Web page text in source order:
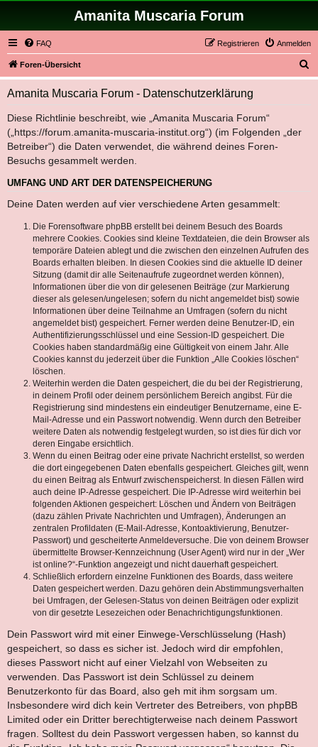
Amanita Muscaria Forum
FAQ Anmelden
Registrieren
Foren-Übersicht
u
Amanita Muscaria Forum - Datenschutzerklärung
Diese Richtlinie beschreibt, wie „Amanita Muscaria Forum“
(„https://forum.amanita-muscaria-institut.org“) (im Folgenden „der
Betreiber“) die Daten verwendet, die während deines Foren-
Besuchs gesammelt werden.
UMFANG UND ART DER DATENSPEICHERUNG
Deine Daten werden auf vier verschiedene Arten gesammelt:
Die Forensoftware phpBB erstellt bei deinem Besuch des Boards
mehrere Cookies. Cookies sind kleine Textdateien, die dein Browser als
temporäre Dateien ablegt und die zwischen den einzelnen Aufrufen des
Boards erhalten bleiben. In diesen Cookies sind die aktuelle ID deiner
Sitzung (damit dir alle Seitenaufrufe zugeordnet werden können),
Informationen über die von dir gelesenen Beiträge (zur Markierung
dieser als gelesen/ungelesen; sofern du nicht angemeldet bist) sowie
Informationen über deine Teilnahme an Umfragen (sofern du nicht
angemeldet bist) gespeichert. Ferner werden deine Benutzer-ID, ein
Authentifizierungsschlüssel und eine Session-ID gespeichert. Die
Cookies haben standardmäßig eine Gültigkeit von einem Jahr. Alle
Cookies kannst du jederzeit über die Funktion „Alle Cookies löschen“
löschen.
Weiterhin werden die Daten gespeichert, die du bei der Registrierung,
in deinem Profil oder deinem persönlichem Bereich angibst. Für die
Registrierung sind mindestens ein eindeutiger Benutzername, eine E-
Mail-Adresse und ein Passwort notwendig. Wenn durch den Betreiber
weitere Daten als notwendig festgelegt wurden, so ist dies für dich vor
deren Eingabe ersichtlich.
Wenn du einen Beitrag oder eine private Nachricht erstellst, so werden
die dort eingegebenen Daten ebenfalls gespeichert. Gleiches gilt, wenn
du einen Beitrag als Entwurf zwischenspeicherst. In diesen Fällen wird
auch deine IP-Adresse gespeichert. Die IP-Adresse wird weiterhin bei
folgenden Aktionen gespeichert: Löschen und Ändern von Beiträgen
(dazu zählen Private Nachrichten und Umfragen), Änderungen an
zentralen Profildaten (E-Mail-Adresse, Kontoaktivierung, Benutzer-
Passwort) und gescheiterte Anmeldeversuche. Die von deinem Browser
übermittelte Browser-Kennzeichnung (User Agent) wird nur in der „Wer
ist online?“-Funktion angezeigt und nicht dauerhaft gespeichert.
Schließlich erfordern einzelne Funktionen des Boards, dass weitere
Daten gespeichert werden. Dazu gehören dein Abstimmungsverhalten
bei Umfragen, der Gelesen-Status von deinen Beiträgen oder explizit
von dir gesetzte Lesezeichen oder Benachrichtigungsfunktionen.
Dein Passwort wird mit einer Einwege-Verschlüsselung (Hash)
gespeichert, so dass es sicher ist. Jedoch wird dir empfohlen,
dieses Passwort nicht auf einer Vielzahl von Webseiten zu
verwenden. Das Passwort ist dein Schlüssel zu deinem
Benutzerkonto für das Board, also geh mit ihm sorgsam um.
Insbesondere wird dich kein Vertreter des Betreibers, von phpBB
Limited oder ein Dritter berechtigterweise nach deinem Passwort
fragen. Solltest du dein Passwort vergessen haben, so kannst du